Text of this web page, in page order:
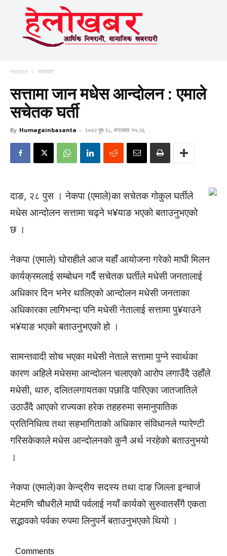
Home समाचार
सत्तामा जान मधेस आन्दोलन : एमाले
सचेतक घर्ती
By Humagainbasanta - २०७२ पुष २८, मंगलवार १५:२६
दाङ, २८ पुस । नेकपा (एमाले)का सचेतक गोकुल घर्तीले
मधेस आन्दोलन सत्तामा चढ्ने भ¥याङ भएको बताउनुभएको
छ ।
नेकपा (एमाले) घोराहीले आज यहाँ आयोजना गरेको माघी मिलन
कार्यक्रमलाई सम्बोधन गर्दै सचेतक घर्तीले मधेसी जनतालाई
अधिकार दिन भनेर थालिएको आन्दोलन मधेसी जनताका
अधिकारका लागिभन्दा पनि मधेसी नेतालाई सत्तामा पु¥याउने
भ¥याङ भएको बताउनुभएको हो ।
सामन्तवादी सोच भएका मधेसी नेताले सत्तामा पुग्ने स्वार्थका
कारण अहिले मधेसमा आन्दोलन चलाएको आरोप लगाउँदै उहाँले
मधेसी, थारु, दलितलगायतका पछाडि पारिएका जातजातिले
उठाउँदै आएको राज्यका हरेक तहहरुमा समानुपातिक
प्रतिनिधित्व तथा सहभागिताको अधिकार संविधानले ग्यारेण्टी
गरिसकेकाले मधेस आन्दोलनको कुनै अर्थ नरहेको बताउनुभयो
।
नेकपा (एमाले)का केन्द्रीय सदस्य तथा दाङ जिल्ला इन्चार्ज
मेटमणि चौधरीले माघी पर्वलाई नयाँ कार्यको सुरुवातसँगै एकता
सद्भावको पर्वका रुपमा लिनुपर्ने बताउनुभएको थियो ।
Comments